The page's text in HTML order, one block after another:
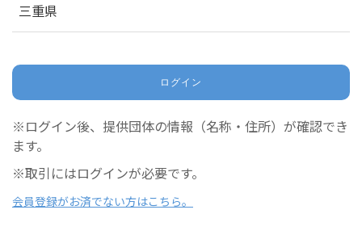
三重県
ログイン
※ログイン後、提供団体の情報（名称・住所）が確認でき
ます。
※取引にはログインが必要です。
会員登録がお済でない方はこちら。